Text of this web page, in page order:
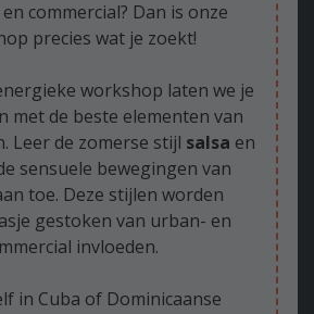
commercial? Dan is onze
precies wat je zoekt!
workshop laten we je
met de beste elementen van
Leer de zomerse stijl salsa en
sensuele bewegingen van
toe. Deze stijlen worden
gestoken van urban- en
invloeden.
in Cuba of Dominicaanse